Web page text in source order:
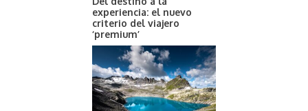
experiencia: el nuevo
criterio del viajero
‘premium’